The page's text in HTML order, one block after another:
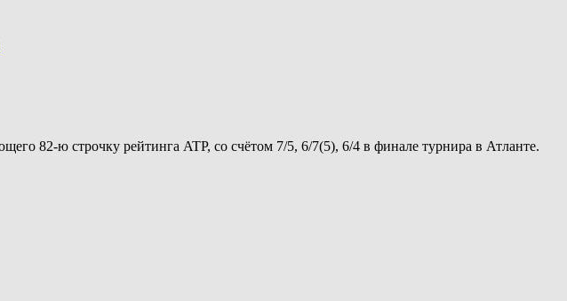
82-ю строчку рейтинга ATP, со счётом 7/5, 6/7(5), 6/4 в финале турнира в Атланте.